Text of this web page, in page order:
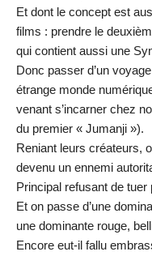
Et dont le concept est
films : prendre le
qui contient aussi une
Donc passer d’un
étrange monde
venant s’incarner chez
du premier « Jumanji »).
Reniant leurs créateurs,
devenu un ennemi
Principal refusant de tuer
Et on passe d’une
une dominante rouge,
Encore eut-il fallu